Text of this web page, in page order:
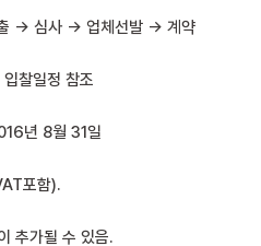
→ 심사 → 업체선발 → 계약
찰일정 참조
년 8월 31일
포함).
추가될 수 있음.